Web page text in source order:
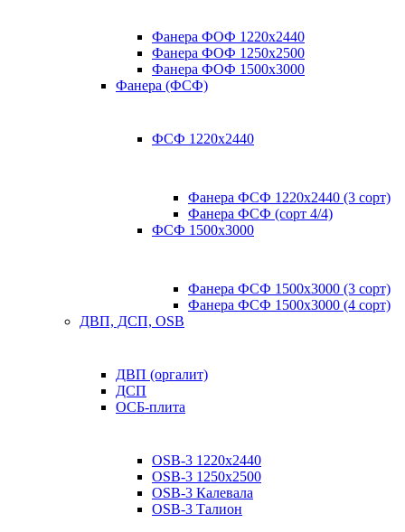
Фанера ФОФ 1220x2440
Фанера ФОФ 1250x2500
Фанера ФОФ 1500x3000
Фанера (ФСФ)
ФСФ 1220х2440
Фанера ФСФ 1220х2440 (3 сорт)
Фанера ФСФ (сорт 4/4)
ФСФ 1500х3000
Фанера ФСФ 1500х3000 (3 сорт)
Фанера ФСФ 1500х3000 (4 сорт)
ДВП, ДСП, OSB
ДВП (оргалит)
ДСП
ОСБ-плита
OSB-3 1220х2440
OSB-3 1250х2500
OSB-3 Калевала
OSB-3 Талион